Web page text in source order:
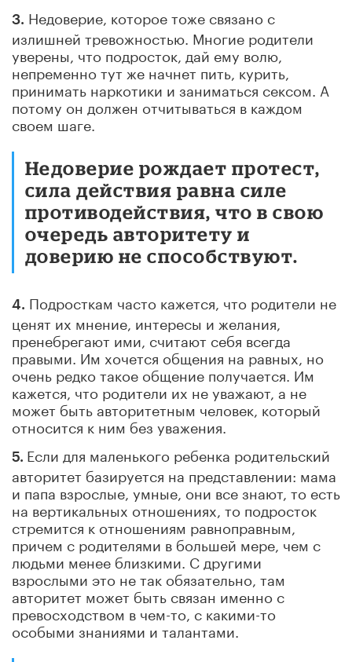
3. Недоверие, которое тоже связано с
излишней тревожностью. Многие родители
уверены, что подросток, дай ему волю,
непременно тут же начнет пить, курить,
принимать наркотики и заниматься сексом. А
потому он должен отчитываться в каждом
своем шаге.
Недоверие рождает протест,
сила действия равна силе
противодействия, что в свою
очередь авторитету и
доверию не способствуют.
4. Подросткам часто кажется, что родители не
ценят их мнение, интересы и желания,
пренебрегают ими, считают себя всегда
правыми. Им хочется общения на равных, но
очень редко такое общение получается. Им
кажется, что родители их не уважают, а не
может быть авторитетным человек, который
относится к ним без уважения.
5. Если для маленького ребенка родительский
авторитет базируется на представлении: мама
и папа взрослые, умные, они все знают, то есть
на вертикальных отношениях, то подросток
стремится к отношениям равноправным,
причем с родителями в большей мере, чем с
людьми менее близкими. С другими
взрослыми это не так обязательно, там
авторитет может быть связан именно с
превосходством в чем-то, с какими-то
особыми знаниями и талантами.